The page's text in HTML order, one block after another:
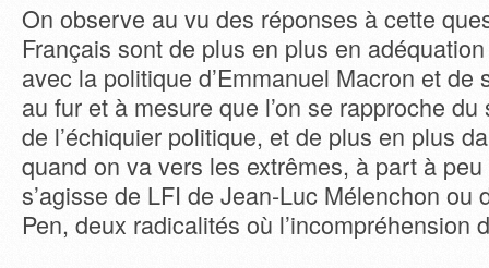
On observe au vu des réponses à cette
Français sont de plus en plus en
avec la politique d’Emmanuel Macron et de
au fur et à mesure que l’on se rapproche
de l’échiquier politique, et de plus en plus
quand on va vers les extrêmes, à part à peu
s’agisse de LFI de Jean-Luc Mélenchon ou
Pen, deux radicalités où l’incompréhension